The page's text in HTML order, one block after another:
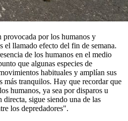
por los humanos y
el llamado efecto del fin de semana.
de los humanos en el medio
que algunas especies de
habituales y amplían sus
más tranquilos. Hay que recordar que
humanos, ya sea por disparos u
directa, sigue siendo una de las
los depredadores".